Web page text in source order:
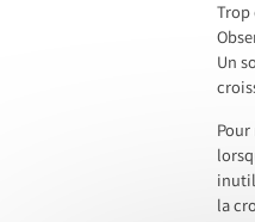
Trop
Un
la